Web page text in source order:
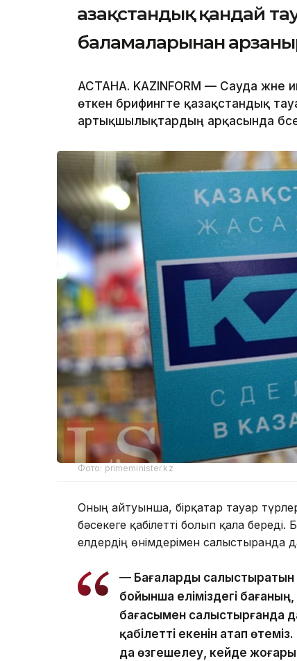
Қазақстандық қандай
баламаларынан
АСТАНА. KAZINFORM — Сауда және
өткен брифингте қазақстандық
артықшылықтардың арқасында
Фото: primeminister.kz
Оның айтуынша, бірқатар тауар
бәсекеге қабілетті болып қала
елдердің өнімдерімен салыстырғанда
— Бағаларды салыстыратын
бойынша еліміздегі бағаның,
бағасымен салыстырғанда
қабілетті екенін атап
да өзгешелеу, кейде